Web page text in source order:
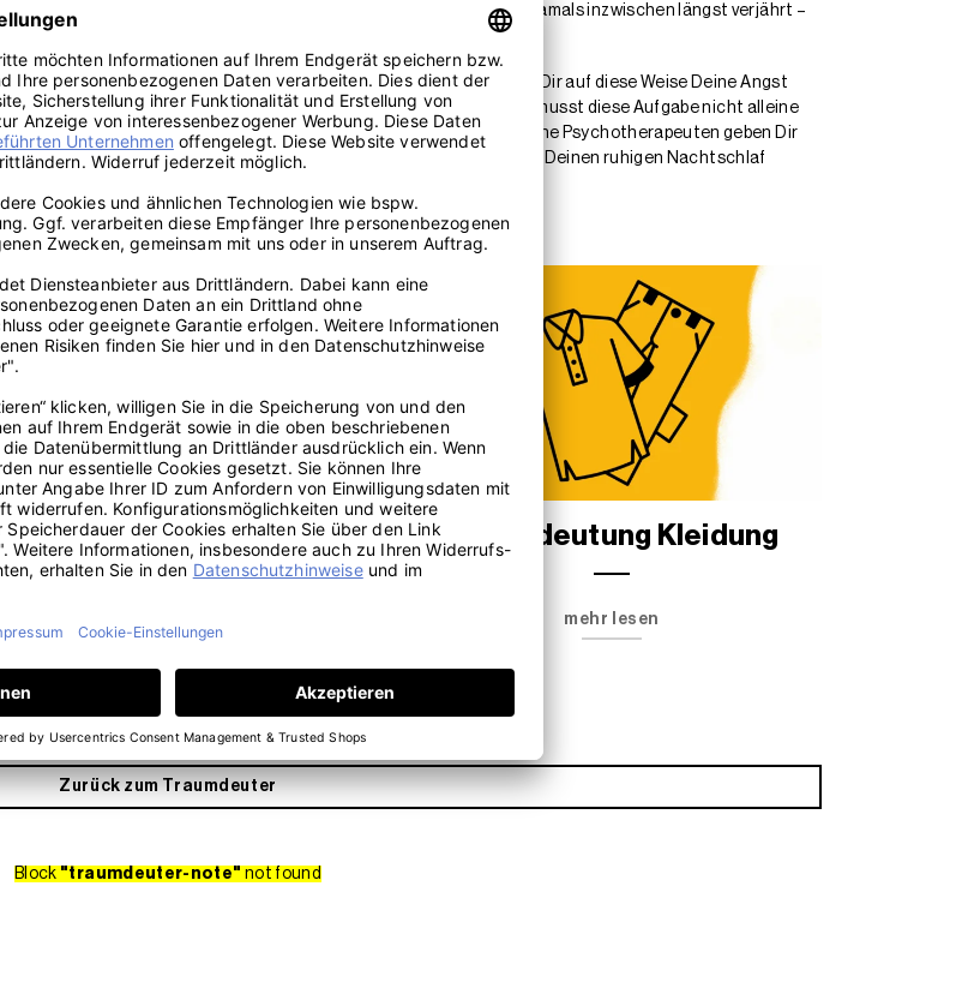
Kindheitstagen kennst? Oft sind die beängstigenden Themen von damals inzwischen längst verjährt –
überflüssig ist, und stell sie im Geiste zum
Helfern bei Deiner Ursachensuche ummünzen. Schaffst Du es, Dir auf diese Weise Deine Angst
auf, und auch DeineAlbträumewerden verschwinden. Du musst diese Aufgabe nicht alleine
Suche nach der Quelle Deiner Angst. Traumarbeitserfahrene Psychotherapeuten geben Dir
wenn Dich Deine Angst-Träume sehr stark beunruhigen, Deinen ruhigen Nachtschlaf
Traumdeutung Hund Traumdeutung Kleidung
mehr lesen
Zurück zum Traumdeuter
Block "traumdeuter-note" not found